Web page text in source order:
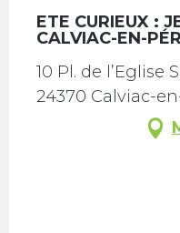
ETE CURIEUX :
CALVIAC-EN-
10 Pl. de l’Eglise
24370 Calviac-